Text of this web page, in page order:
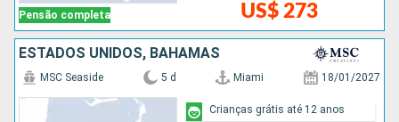
Pensão completa US$ 273
ESTADOS UNIDOS, BAHAMAS
MSC Seaside 5 d Miami 18/01/2027
Crianças grátis até 12 anos